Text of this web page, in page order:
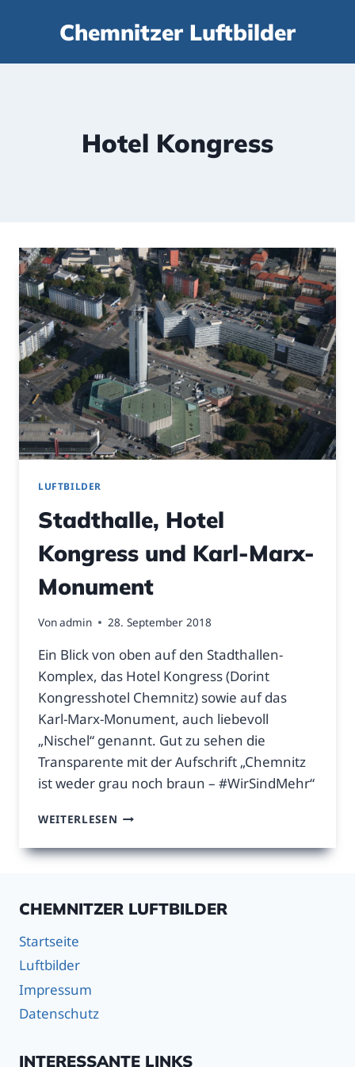
Chemnitzer Luftbilder
Hotel Kongress
LUFTBILDER
Stadthalle, Hotel
Kongress und Karl-Marx-
Monument
Vonadmin 28. September 2018
Ein Blick von oben auf den Stadthallen-
Komplex, das Hotel Kongress (Dorint
Kongresshotel Chemnitz) sowie auf das
Karl-Marx-Monument, auch liebevoll
„Nischel“ genannt. Gut zu sehen die
Transparente mit der Aufschrift „Chemnitz
ist weder grau noch braun – #WirSindMehr“
WEITERLESEN STADTHALLE,
KONGRESS
MONUMENT
CHEMNITZER LUFTBILDER
Startseite
Luftbilder
Impressum
Datenschutz
INTERESSANTE LINKS